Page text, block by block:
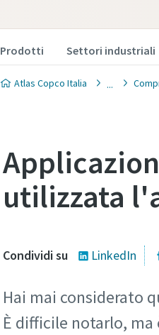
Prodotti Settori industriali
Atlas Copco Italia
utilizzata
Condividi su LinkedIn
Hai mai considerato
È difficile notarlo, ma